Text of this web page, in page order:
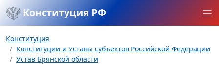
Конституция РФ
Конституция
Конституции и Уставы субъектов Российской Федерации
Устав Брянской области